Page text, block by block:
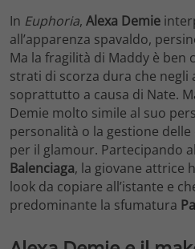
In Euphoria, Alexa Demie
all’apparenza spavaldo,
Ma la fragilità di Maddy è
strati di scorza dura che negli
soprattutto a causa di Nate.
Demie molto simile al suo
personalità o la gestione
per il glamour. Partecipando
Balenciaga, la giovane attrice
look da copiare all’istante e
predominante la sfumatura